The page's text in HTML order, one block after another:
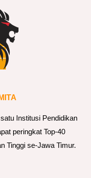
Institusi Pendidikan
peringkat Top-40
Tinggi se-Jawa Timur.